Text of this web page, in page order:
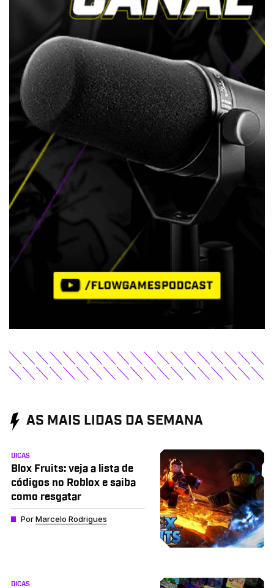
AS MAIS LIDAS DA SEMANA
DICAS
Blox Fruits: veja a lista de
códigos no Roblox e saiba
como resgatar
PorMarcelo Rodrigues
DICAS